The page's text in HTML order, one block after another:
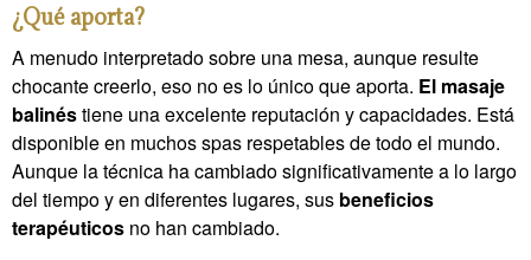
¿Qué aporta?
A menudo interpretado sobre una mesa, aunque resulte
chocante creerlo, eso no es lo único que aporta. El masaje
balinéstiene una excelente reputación y capacidades. Está
disponible en muchos spas respetables de todo el mundo.
Aunque la técnica ha cambiado significativamente a lo largo
del tiempo y en diferentes lugares, sus beneficios
terapéuticos no han cambiado.